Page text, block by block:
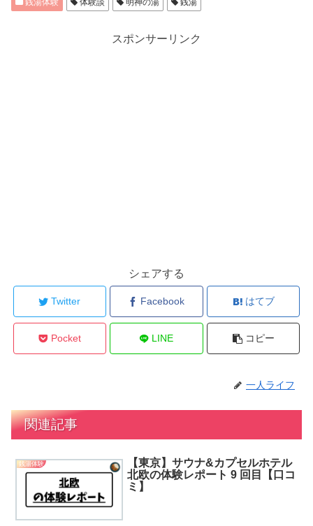
スポンサーリンク
シェアする
Twitter Facebook はてブ
Pocket LINE コピー
一人ライフ
関連記事
銭湯体験
【東京】サウナ&カプセルホテル
北欧の体験レポート 9 回目【口コ
ミ】